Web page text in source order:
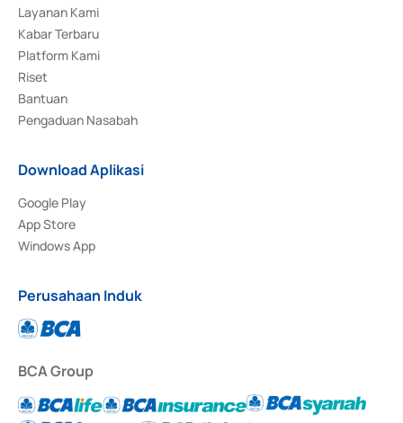
Layanan Kami
Kabar Terbaru
Platform Kami
Riset
Bantuan
Pengaduan Nasabah
Download Aplikasi
Google Play
App Store
Windows App
Perusahaan Induk
BCA Group